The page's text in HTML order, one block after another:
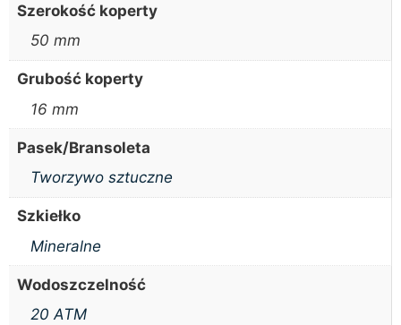
Szerokość koperty
50 mm
Grubość koperty
16 mm
Pasek/Bransoleta
Tworzywo sztuczne
Szkiełko
Mineralne
Wodoszczelność
20 ATM